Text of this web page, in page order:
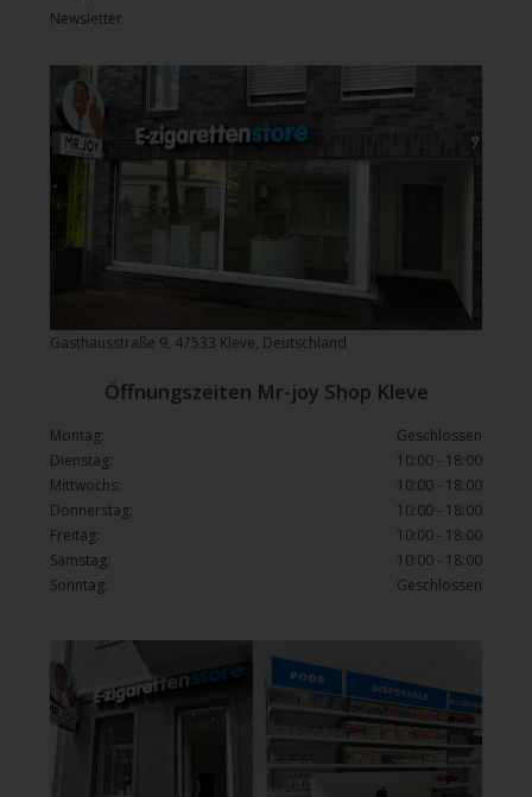
Newsletter
Gasthausstraße 9, 47533 Kleve, Deutschland
Öffnungszeiten Mr-joy Shop Kleve
Montag:
Geschlossen
Dienstag:
10:00 - 18:00
Mittwochs:
10:00 - 18:00
Donnerstag:
10:00 - 18:00
Freitag:
10:00 - 18:00
Samstag:
10:00 - 18:00
Sonntag:
Geschlossen